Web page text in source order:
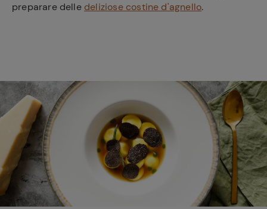
preparare delle deliziose costine d'agnello.